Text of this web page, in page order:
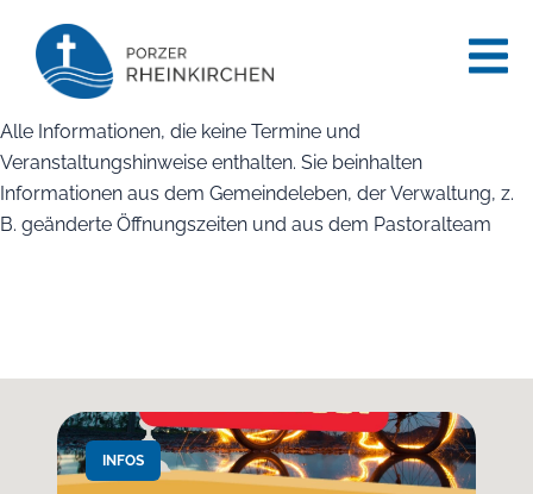
Kategorie:Infos
Alle Informationen, die keine Termine und
Veranstaltungshinweise enthalten. Sie beinhalten
Informationen aus dem Gemeindeleben, der Verwaltung, z.
B. geänderte Öffnungszeiten und aus dem Pastoralteam
INFOS